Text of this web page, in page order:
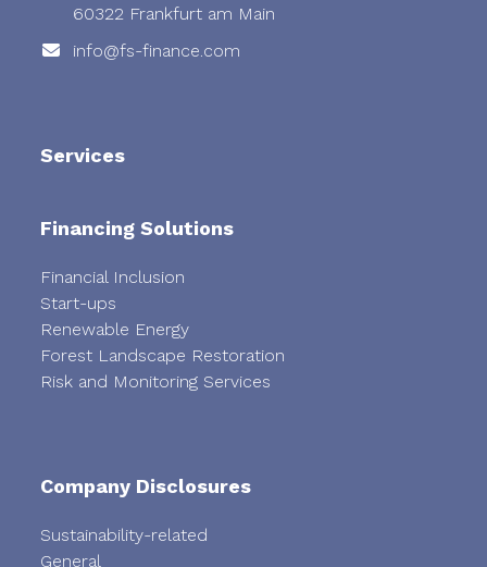
60322 Frankfurt am Main
info@fs-finance.com
Services
Financing Solutions
Financial Inclusion
Start-ups
Renewable Energy
Forest Landscape Restoration
Risk and Monitoring Services
Company Disclosures
Sustainability-related
General